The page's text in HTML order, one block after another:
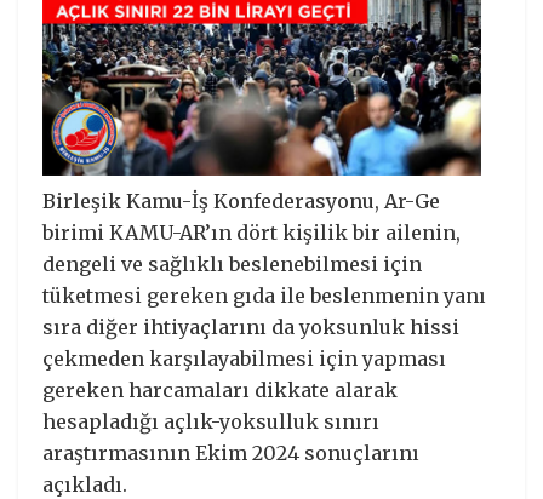
Birleşik Kamu-İş Konfederasyonu, Ar-Ge
birimi KAMU-AR’ın dört kişilik bir ailenin,
dengeli ve sağlıklı beslenebilmesi için
tüketmesi gereken gıda ile beslenmenin yanı
sıra diğer ihtiyaçlarını da yoksunluk hissi
çekmeden karşılayabilmesi için yapması
gereken harcamaları dikkate alarak
hesapladığı açlık-yoksulluk sınırı
araştırmasının Ekim 2024 sonuçlarını
açıkladı.